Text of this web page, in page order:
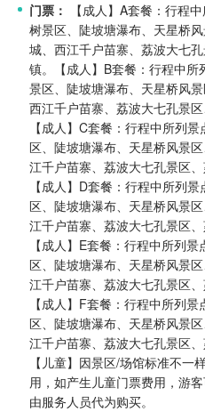
门票：
【成人】A套餐：行程
树景区、陡坡塘瀑布、天星桥
城、西江千户苗寨、荔波大七
镇。
【成人】B套餐：行程中
景区、陡坡塘瀑布、天星桥风
西江千户苗寨、荔波大七孔景
【成人】C套餐：行程中所列
区、陡坡塘瀑布、天星桥风景
江千户苗寨、荔波大七孔景区
【成人】D套餐：行程中所列
区、陡坡塘瀑布、天星桥风景
江千户苗寨、荔波大七孔景区
【成人】E套餐：行程中所列
区、陡坡塘瀑布、天星桥风景
江千户苗寨、荔波大七孔景区
【成人】F套餐：行程中所列
区、陡坡塘瀑布、天星桥风景
江千户苗寨、荔波大七孔景区
【儿童】因景区/场馆标准不一
用，如产生儿童门票费用，游
由服务人员代为购买。